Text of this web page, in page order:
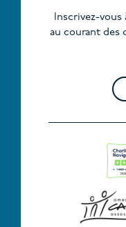
Inscrivez-
au courant des